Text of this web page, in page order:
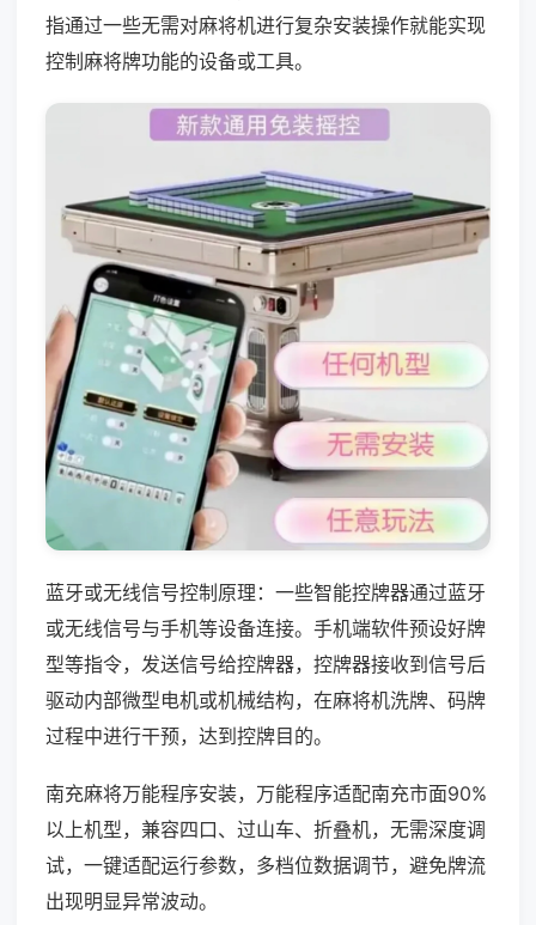
指通过一些无需对麻将机进行复杂安装操作就能实现
控制麻将牌功能的设备或工具。
蓝牙或无线信号控制原理：一些智能控牌器通过蓝牙
或无线信号与手机等设备连接。手机端软件预设好牌
型等指令，发送信号给控牌器，控牌器接收到信号后
驱动内部微型电机或机械结构，在麻将机洗牌、码牌
过程中进行干预，达到控牌目的。
南充麻将万能程序安装，万能程序适配南充市面90%
以上机型，兼容四口、过山车、折叠机，无需深度调
试，一键适配运行参数，多档位数据调节，避免牌流
出现明显异常波动。